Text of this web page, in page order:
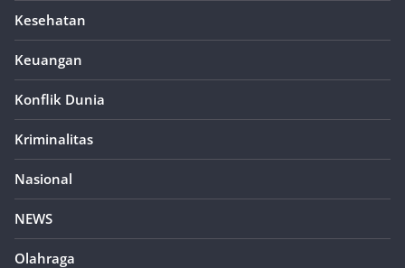
Kesehatan
Keuangan
Konflik Dunia
Kriminalitas
Nasional
NEWS
Olahraga